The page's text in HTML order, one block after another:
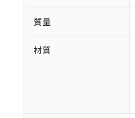
質量
材質